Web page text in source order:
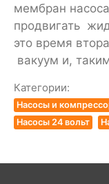
мембран
продвигать
это время
вакуум и,
Категории:
Насосы и
Насосы 24 вольт